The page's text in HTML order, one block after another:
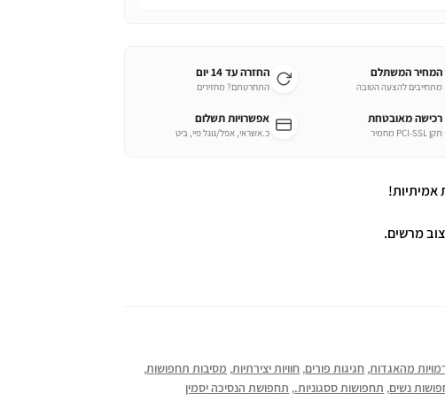
המחיר המשתלם
מתחייבים להצעה הטובה
החזרה עד 14 יום
התחרטתם? מחזירים
רכישה מאובטחת
תקן PCI-SSL מחמיר
אפשרויות תשלום
כ.אשראי, אפל/גוגל פיי, ביט
אמיתיות!
מרשים.
מהאגדות, חגיגות פורים, חוויות יצירתיות, מסיבות תחפושות,
נשים, תחפושות ססגוניות., תחפושת הנסיכה יסמין